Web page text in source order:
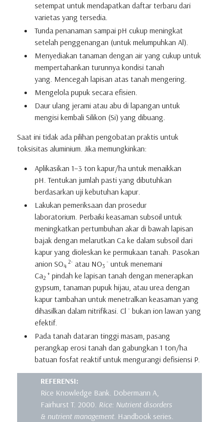
setempat untuk mendapatkan daftar terbaru dari
varietas yang tersedia.
Tunda penanaman sampai pH cukup meningkat
setelah penggenangan (untuk melumpuhkan Al).
Menyediakan tanaman dengan air yang cukup untuk
mempertahankan turunnya kondisi tanah
yang. Mencegah lapisan atas tanah mengering.
Mengelola pupuk secara efisien.
Daur ulang jerami atau abu di lapangan untuk
mengisi kembali Silikon (Si) yang dibuang.
Saat ini tidak ada pilihan pengobatan praktis untuk
toksisitas aluminium.Jika memungkinkan:
Aplikasikan 1−3 ton kapur/ha untuk menaikkan
pH.Tentukan jumlah pasti yang dibutuhkan
berdasarkan uji kebutuhan kapur.
Lakukan pemeriksaan dan prosedur
laboratorium. Perbaiki keasaman subsoil untuk
meningkatkan pertumbuhan akar di bawah lapisan
bajak dengan melarutkan Ca ke dalam subsoil dari
kapur yang dioleskan ke permukaan tanah. Pasokan
anion SO4
2- atau NO3
- untuk menemani
Ca2
+ pindah ke lapisan tanah dengan menerapkan
gypsum, tanaman pupuk hijau, atau urea dengan
kapur tambahan untuk menetralkan keasaman yang
dihasilkan dalam nitrifikasi. Cl - bukan ion lawan yang
efektif.
Pada tanah dataran tinggi masam, pasang
perangkap erosi tanah dan gabungkan 1 ton/ha
batuan fosfat reaktif untuk mengurangi defisiensi P.
REFERENSI:
Rice Knowledge Bank. Dobermann A,
Fairhurst T. 2000. Rice: Nutrient disorders
& nutrient management. Handbook series.